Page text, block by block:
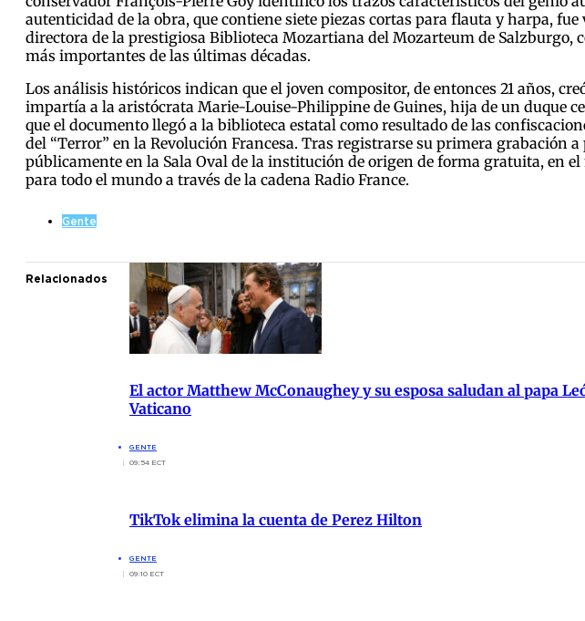
autenticidad de la obra, que contiene siete piezas cortas para flauta y harpa,
directora de la prestigiosa Biblioteca Mozartiana del Mozarteum de
más importantes de las últimas décadas.
Los análisis históricos indican que el joven compositor, de entonces 21 años,
impartía a la aristócrata Marie-Louise-Philippine de Guines, hija de un duque
que el documento llegó a la biblioteca estatal como resultado de las
del “Terror” en la Revolución Francesa. Tras registrarse su primera grabación
públicamente en la Sala Oval de la institución de origen de forma gratuita, en
para todo el mundo a través de la cadena Radio France.
Gente
Relacionados
El actor Matthew McConaughey y su esposa saludan al papa
Vaticano
GENTE
09:54 ECT
TikTok elimina la cuenta de Perez Hilton
GENTE
09:10 ECT